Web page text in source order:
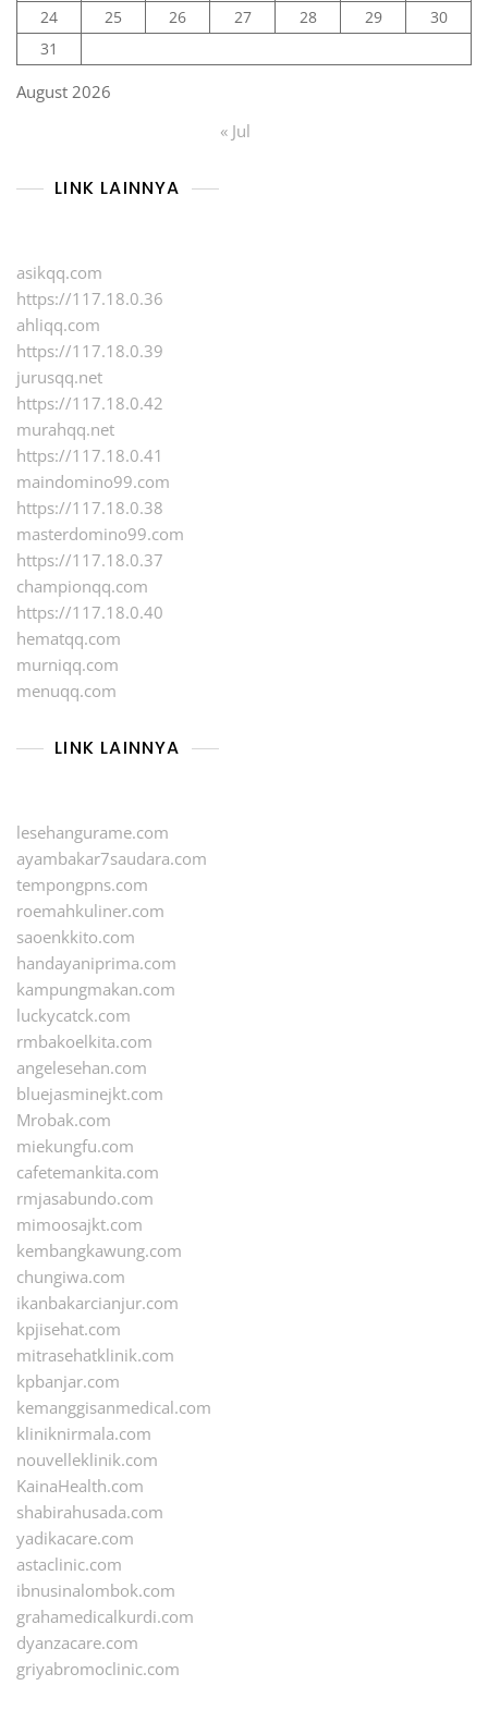
August 2026
24
25 26 27 28 29
30
31
« Jul
LINK LAINNYA
asikqq.com
https://117.18.0.36
ahliqq.com
https://117.18.0.39
jurusqq.net
https://117.18.0.42
murahqq.net
https://117.18.0.41
maindomino99.com
https://117.18.0.38
masterdomino99.com
https://117.18.0.37
championqq.com
https://117.18.0.40
hematqq.com
murniqq.com
menuqq.com
LINK LAINNYA
lesehangurame.com
ayambakar7saudara.com
tempongpns.com
roemahkuliner.com
saoenkkito.com
handayaniprima.com
kampungmakan.com
luckycatck.com
rmbakoelkita.com
angelesehan.com
bluejasminejkt.com
Mrobak.com
miekungfu.com
cafetemankita.com
rmjasabundo.com
mimoosajkt.com
kembangkawung.com
chungiwa.com
ikanbakarcianjur.com
kpjisehat.com
mitrasehatklinik.com
kpbanjar.com
kemanggisanmedical.com
kliniknirmala.com
nouvelleklinik.com
KainaHealth.com
shabirahusada.com
yadikacare.com
astaclinic.com
ibnusinalombok.com
grahamedicalkurdi.com
dyanzacare.com
griyabromoclinic.com